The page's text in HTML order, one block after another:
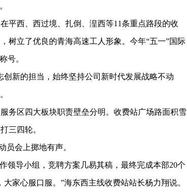
西、西过境、扎倒、湟西等11条重点路段的收
树立了优良的青海高速工人形象。今年“五一”国际
号。
新的担当，始终坚持公司新时代发展战略不动
区四大板块职责壁垒分明。收费站广场路面积雪
三四轮。
会上掷地有声。
导小组，竞聘方案几易其稿，最终完成本部20个
家心服口服。”海东西主线收费站站长杨力翔说。